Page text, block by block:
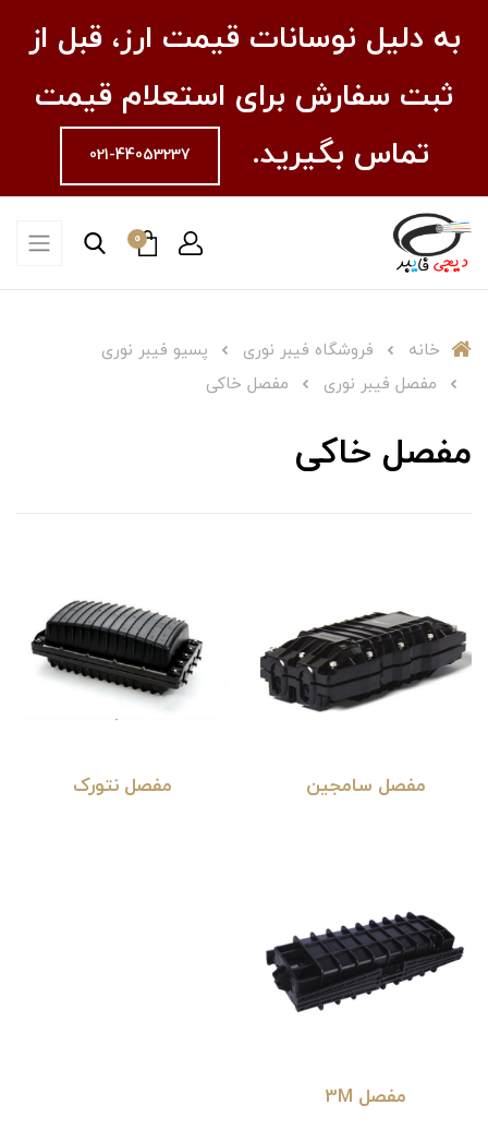
به دلیل نوسانات قیمت ارز، قبل از
ثبت سفارش برای استعلام قیمت
تماس بگیرید.
021-44053237
0
خانه فروشگاه فیبر نوری
پسیو فیبر نوری
مفصل فیبر نوری
مفصل خاکی
مفصل خاکی
مفصل سامجین مفصل نتورک
مفصل 3M